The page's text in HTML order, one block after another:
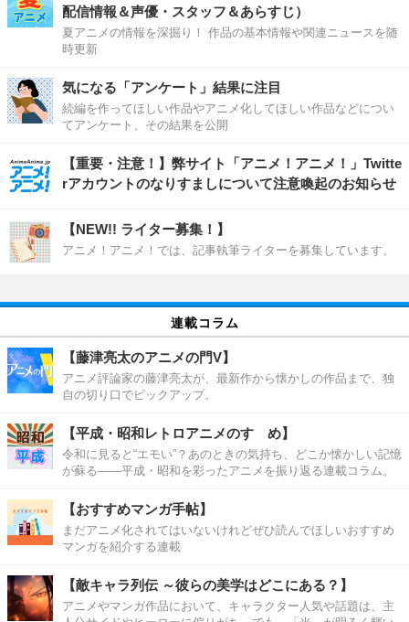
配信情報＆声優・スタッフ＆あらすじ）
夏アニメの情報を深掘り！ 作品の基本情報や関連ニュースを随
時更新
気になる「アンケート」結果に注目
続編を作ってほしい作品やアニメ化してほしい作品などについ
てアンケート、その結果を公開
【重要・注意！】弊サイト「アニメ！アニメ！」Twitte
rアカウントのなりすましについて注意喚起のお知らせ
【NEW!! ライター募集！】
アニメ！アニメ！では、記事執筆ライターを募集しています。
連載コラム
【藤津亮太のアニメの門V】
アニメ評論家の藤津亮太が、最新作から懐かしの作品まで、独
自の切り口でピックアップ。
【平成・昭和レトロアニメのすゝめ】
令和に見ると“エモい”？あのときの気持ち、どこか懐かしい記憶
が蘇る――平成・昭和を彩ったアニメを振り返る連載コラム。
【おすすめマンガ手帖】
まだアニメ化されてはいないけれどぜひ読んでほしいおすすめ
マンガを紹介する連載
【敵キャラ列伝 ～彼らの美学はどこにある？】
アニメやマンガ作品において、キャラクター人気や話題は、主